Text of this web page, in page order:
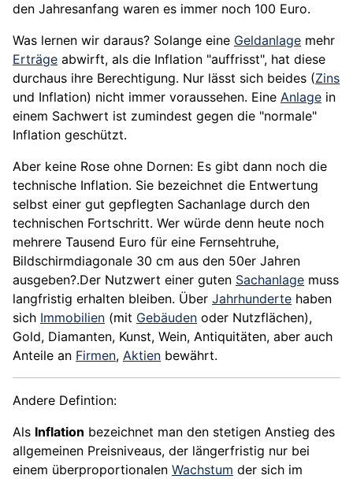
den Jahresanfang waren es immer noch 100 Euro.
Was lernen wir daraus? Solange eine Geldanlage mehr
Erträge abwirft, als die Inflation "auffrisst", hat diese
durchaus ihre Berechtigung. Nur lässt sich beides (Zins
und Inflation) nicht immer voraussehen. Eine Anlage in
einem Sachwert ist zumindest gegen die "normale"
Inflation geschützt.
Aber keine Rose ohne Dornen: Es gibt dann noch die
technische Inflation. Sie bezeichnet die Entwertung
selbst einer gut gepflegten Sachanlage durch den
technischen Fortschritt. Wer würde denn heute noch
mehrere Tausend Euro für eine Fernsehtruhe,
Bildschirmdiagonale 30 cm aus den 50er Jahren
ausgeben?.Der Nutzwert einer guten Sachanlage muss
langfristig erhalten bleiben. Über Jahrhunderte haben
sich Immobilien (mit Gebäuden oder Nutzflächen),
Gold, Diamanten, Kunst, Wein, Antiquitäten, aber auch
Anteile an Firmen, Aktien bewährt.
Andere Defintion:
Als Inflation bezeichnet man den stetigen Anstieg des
allgemeinen Preisniveaus, der längerfristig nur bei
einem überproportionalen Wachstum der sich im